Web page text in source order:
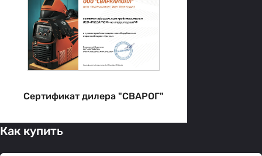
Сертификат дилера "СВАРОГ"
Как купить